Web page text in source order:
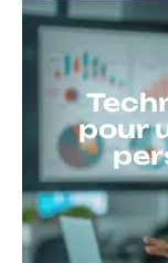
pour